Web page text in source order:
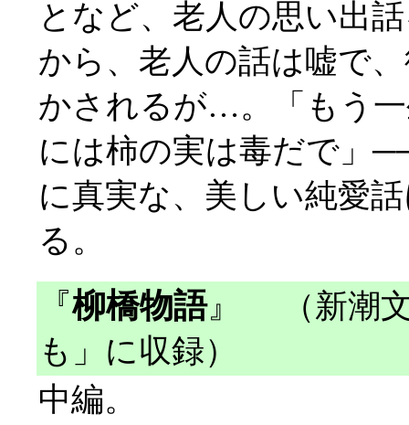
となど、老人の思い出
から、老人の話は嘘で
かされるが…。「もう
には柿の実は毒だで」
に真実な、美しい純愛
る。
『柳橋物語』
（新潮文
も」に収録）
中編。